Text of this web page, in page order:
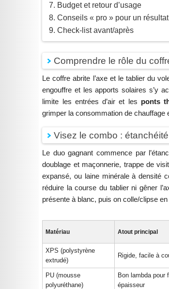
Budget et retour d’usage
Conseils « pro » pour un
Check-list avant/après
Comprendre le rôle du
Le coffre abrite l’axe et le tablier du
engouffre et les apports solaires s’y
limite les entrées d’air et les ponts
grimper la consommation de chauffage
Visez le combo : étanchéité
Le duo gagnant commence par
doublage et maçonnerie, trappe de
expansé, ou laine minérale à densité
réduire la course du tablier ni gêner
présente à blanc, puis on colle/clipse
Matériau Atout principal
XPS (polystyrène
extrudé)
Rigide, facile à
PU (mousse
polyuréthane)
Bon lambda pour
épaisseur